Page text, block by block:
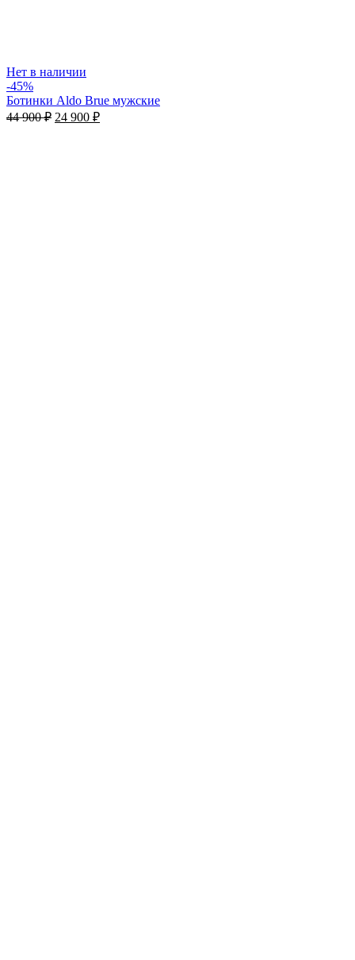
Нет в наличии
-45%
Ботинки Aldo Brue мужские
44 900₽ 24 900 ₽